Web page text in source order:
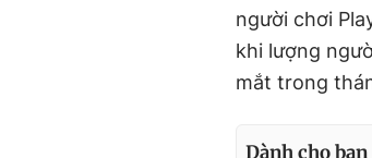
người chơi
khi lượng
mắt trong